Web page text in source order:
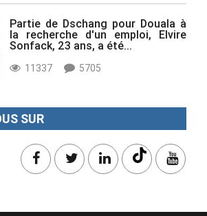
Partie de Dschang pour Douala à
la recherche d'un emploi, Elvire
Sonfack, 23 ans, a été...
11337 5705
SUR